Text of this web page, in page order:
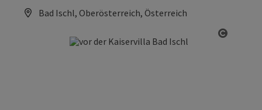
Bad Ischl, Oberösterreich, Österreich